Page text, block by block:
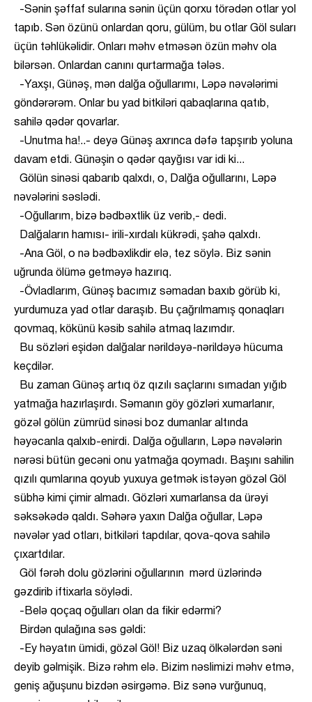
-Sənin şəffaf sularına sənin üçün qorxu törədən otlar yol
tapıb. Sən özünü onlardan qoru, gülüm, bu otlar Göl suları
üçün təhlükəlidir. Onları məhv etməsən özün məhv ola
bilərsən. Onlardan canını qurtarmağa tələs.
-Yaxşı, Günəş, mən dalğa oğullarımı, Ləpə nəvələrimi
göndərərəm. Onlar bu yad bitkiləri qabaqlarına qatıb,
sahilə qədər qovarlar.
-Unutma ha!..- deyə Günəş axrınca dəfə tapşırıb yoluna
davam etdi. Günəşin o qədər qayğısı var idi ki...
Gölün sinəsi qabarıb qalxdı, o, Dalğa oğullarını, Ləpə
nəvələrini səslədi.
-Oğullarım, bizə bədbəxtlik üz verib,- dedi.
Dalğaların hamısı- irili-xırdalı kükrədi, şahə qalxdı.
-Ana Göl, o nə bədbəxlikdir elə, tez söylə. Biz sənin
uğrunda ölümə getməyə hazırıq.
-Övladlarım, Günəş bacımız səmadan baxıb görüb ki,
yurdumuza yad otlar daraşıb. Bu çağrılmamış qonaqları
qovmaq, kökünü kəsib sahilə atmaq lazımdır.
Bu sözləri eşidən dalğalar nərildəyə-nərildəyə hücuma
keçdilər.
Bu zaman Günəş artıq öz qızılı saçlarını sımadan yığıb
yatmağa hazırlaşırdı. Səmanın göy gözləri xumarlanır,
gözəl gölün zümrüd sinəsi boz dumanlar altında
həyəcanla qalxıb-enirdi. Dalğa oğulların, Ləpə nəvələrin
nərəsi bütün gecəni onu yatmağa qoymadı. Başını sahilin
qızılı qumlarına qoyub yuxuya getmək istəyən gözəl Göl
sübhə kimi çimir almadı. Gözləri xumarlansa da ürəyi
səksəkədə qaldı. Səhərə yaxın Dalğa oğullar, Ləpə
nəvələr yad otları, bitkiləri tapdılar, qova-qova sahilə
çıxartdılar.
Göl fərəh dolu gözlərini oğullarının mərd üzlərində
gəzdirib iftixarla söylədi.
-Belə qoçaq oğulları olan da fikir edərmi?
Birdən qulağına səs gəldi:
-Ey həyatın ümidi, gözəl Göl! Biz uzaq ölkələrdən səni
deyib gəlmişik. Bizə rəhm elə. Bizim nəslimizi məhv etmə,
geniş ağuşunu bizdən əsirgəmə. Biz sənə vurğunuq,